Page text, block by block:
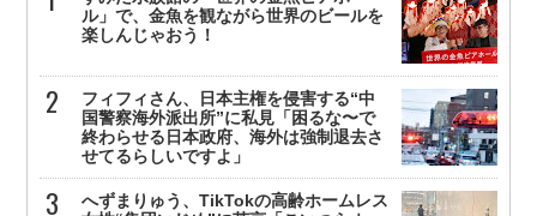
ル」で、金魚を観ながら世界のビールを
楽しんじゃおう！
フィフィさん、日本主権を侵害する“中
国警察海外派出所”に私見「困るな〜で
終わらせる日本政府、海外は強制退去さ
せてるらしいですよ」
へずまりゅう、TikTokの高齢ホームレス